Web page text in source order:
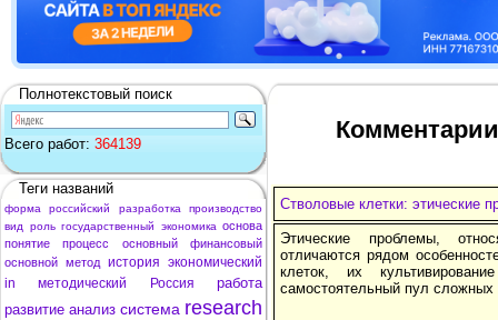
Полнотекстовый поиск
Всего работ: 364139
Теги названий
форма российский разработка
производство
вид
роль государственный экономика основа
понятие
процесс основный
финансовый
основной метод история экономический
in
методический Россия
работа
развитие анализ система research
Стволовые клетки: этические
Этические проблемы,
отличаются рядом
клеток, их
самостоятельный пул сложных